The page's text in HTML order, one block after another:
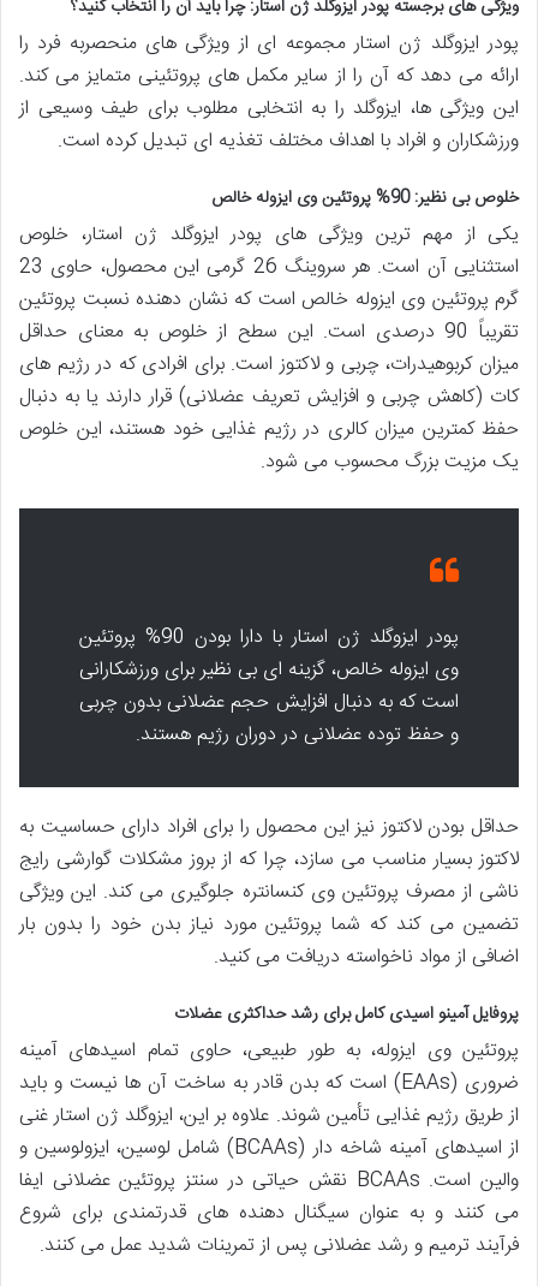
ویژگی های برجسته پودر ایزوگلد ژن استار: چرا باید آن را انتخاب کنید؟
پودر ایزوگلد ژن استار مجموعه ای از ویژگی های منحصربه فرد را
ارائه می دهد که آن را از سایر مکمل های پروتئینی متمایز می کند.
این ویژگی ها، ایزوگلد را به انتخابی مطلوب برای طیف وسیعی از
ورزشکاران و افراد با اهداف مختلف تغذیه ای تبدیل کرده است.
خلوص بی نظیر: 90% پروتئین وی ایزوله خالص
یکی از مهم ترین ویژگی های پودر ایزوگلد ژن استار، خلوص
استثنایی آن است. هر سروینگ 26 گرمی این محصول، حاوی 23
گرم پروتئین وی ایزوله خالص است که نشان دهنده نسبت پروتئین
تقریباً 90 درصدی است. این سطح از خلوص به معنای حداقل
میزان کربوهیدرات، چربی و لاکتوز است. برای افرادی که در رژیم های
کات (کاهش چربی و افزایش تعریف عضلانی) قرار دارند یا به دنبال
حفظ کمترین میزان کالری در رژیم غذایی خود هستند، این خلوص
یک مزیت بزرگ محسوب می شود.
پودر ایزوگلد ژن استار با دارا بودن 90% پروتئین
وی ایزوله خالص، گزینه ای بی نظیر برای ورزشکارانی
است که به دنبال افزایش حجم عضلانی بدون چربی
و حفظ توده عضلانی در دوران رژیم هستند.
حداقل بودن لاکتوز نیز این محصول را برای افراد دارای حساسیت به
لاکتوز بسیار مناسب می سازد، چرا که از بروز مشکلات گوارشی رایج
ناشی از مصرف پروتئین وی کنسانتره جلوگیری می کند. این ویژگی
تضمین می کند که شما پروتئین مورد نیاز بدن خود را بدون بار
اضافی از مواد ناخواسته دریافت می کنید.
پروفایل آمینو اسیدی کامل برای رشد حداکثری عضلات
پروتئین وی ایزوله، به طور طبیعی، حاوی تمام اسیدهای آمینه
ضروری (EAAs) است که بدن قادر به ساخت آن ها نیست و باید
از طریق رژیم غذایی تأمین شوند. علاوه بر این، ایزوگلد ژن استار غنی
از اسیدهای آمینه شاخه دار (BCAAs) شامل لوسین، ایزولوسین و
والین است. BCAAs نقش حیاتی در سنتز پروتئین عضلانی ایفا
می کنند و به عنوان سیگنال دهنده های قدرتمندی برای شروع
فرآیند ترمیم و رشد عضلانی پس از تمرینات شدید عمل می کنند.